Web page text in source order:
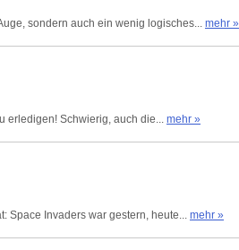
sondern auch ein wenig logisches... mehr »
erledigen! Schwierig, auch die... mehr »
Space Invaders war gestern, heute... mehr »